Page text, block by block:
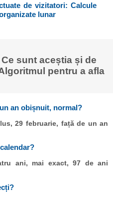
de vizitatori: Calcule
lunar
sunt aceștia și de
pentru a afla
an obișnuit, normal?
29 februarie, față de un an
ani, mai exact, 97 de ani